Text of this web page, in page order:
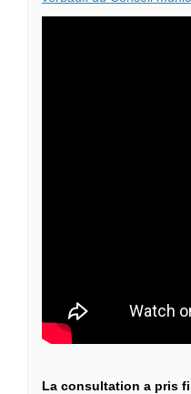
La consultation a pris